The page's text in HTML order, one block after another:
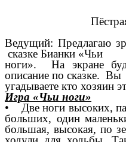
Ведущий: Предлагаю
сказке Бианки «Чьи
ноги». На экране
описание по сказке. Вы
угадываете кто хозяин
Игра «Чьи ноги»
• Две ноги высоких,
больших, один
большая, высокая, по